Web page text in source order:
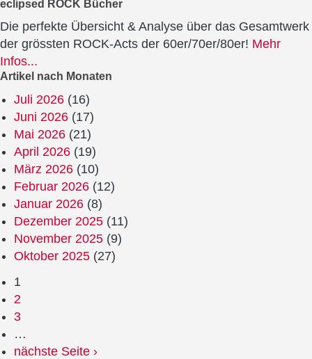
eclipsed ROCK Bücher
Die perfekte Übersicht & Analyse über das Gesamtwerk
der grössten ROCK-Acts der 60er/70er/80er! Mehr
Infos...
Artikel nach Monaten
Juli 2026 (16)
Juni 2026 (17)
Mai 2026 (21)
April 2026 (19)
März 2026 (10)
Februar 2026 (12)
Januar 2026 (8)
Dezember 2025 (11)
November 2025 (9)
Oktober 2025 (27)
1
2
3
…
nächste Seite ›